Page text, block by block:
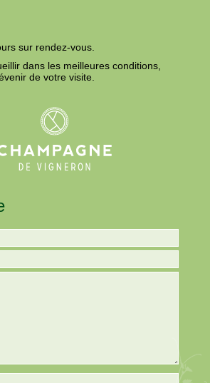
sur rendez-vous.
dans les meilleures conditions,
de votre visite.